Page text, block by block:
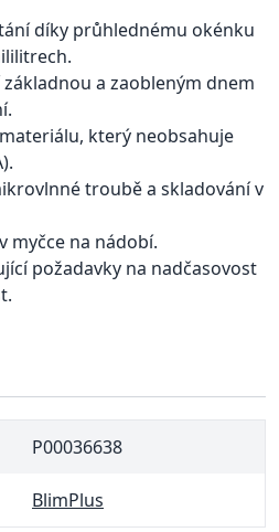
díky průhlednému okénku
a zaobleným dnem
který neobsahuje
troubě a skladování v
myčce na nádobí.
požadavky na nadčasovost
P00036638
BlimPlus